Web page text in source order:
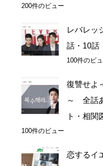
200件のビュー
レバレ
話・10
100件のビ
復讐せよ
～ 全話
ト・相
100件のビュー
恋するイ